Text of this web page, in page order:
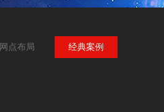
网点布局 经典案例